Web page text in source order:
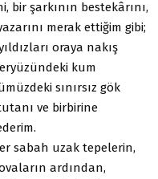
bir şarkının bestekârını,
merak ettiğim gibi;
oraya nakış
kum
sınırsız gök
ve birbirine
sabah uzak tepelerin,
ardından,